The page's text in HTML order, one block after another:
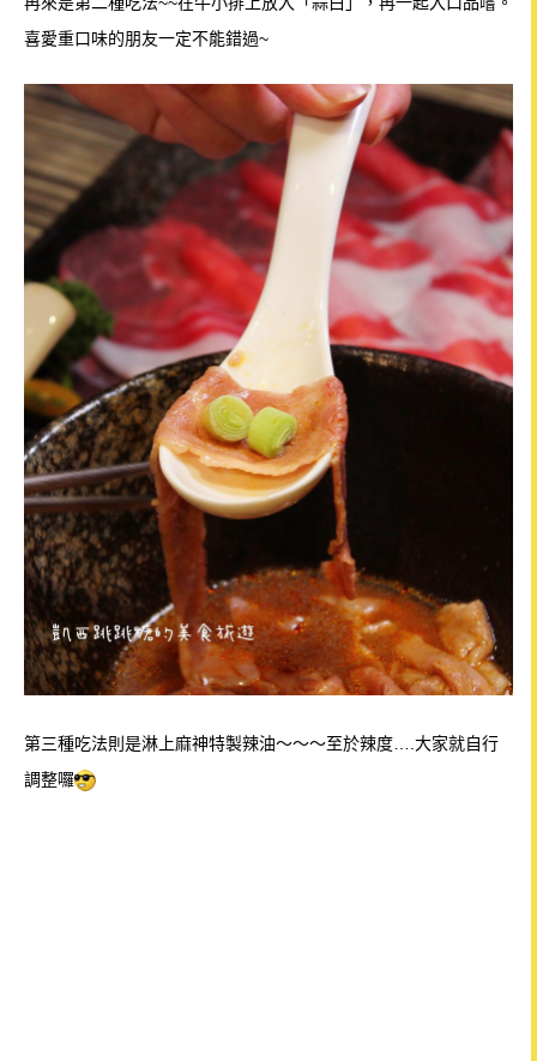
喜愛重口味的朋友一定不能錯過~
第三種吃法則是淋上麻神特製辣油～～～至於辣度….大家就自行
調整囉